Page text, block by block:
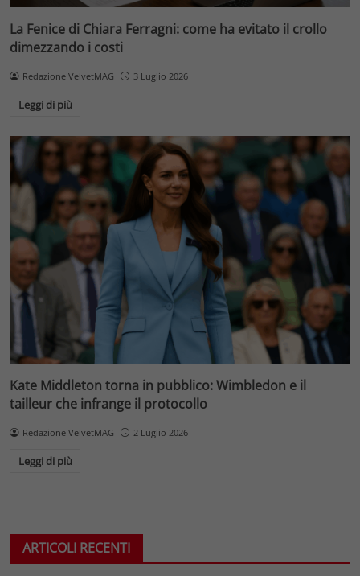
La Fenice di Chiara Ferragni: come ha evitato il crollo
dimezzando i costi
Redazione VelvetMAG 3 Luglio 2026
Leggi di più
Kate Middleton torna in pubblico: Wimbledon e il
tailleur che infrange il protocollo
Redazione VelvetMAG 2 Luglio 2026
Leggi di più
ARTICOLI RECENTI